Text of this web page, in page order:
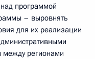
программой
– выровнять
для их реализации
между регионами